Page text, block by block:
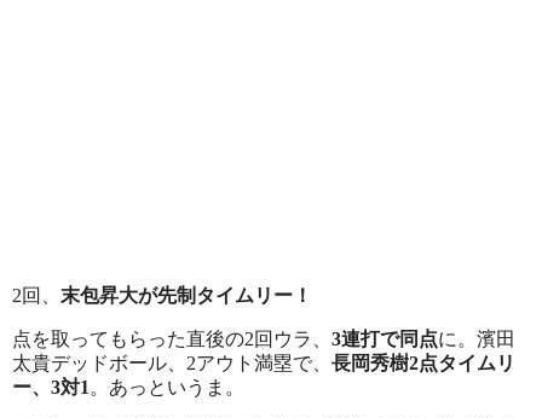
2回、 末包昇大が先制タイムリー！
点を取ってもらった直後の2回ウラ、 3連打で同点に。濱田
太貴デッドボール、2アウト満塁で、 長岡秀樹2点タイムリ
ー、3対1 。あっというま。